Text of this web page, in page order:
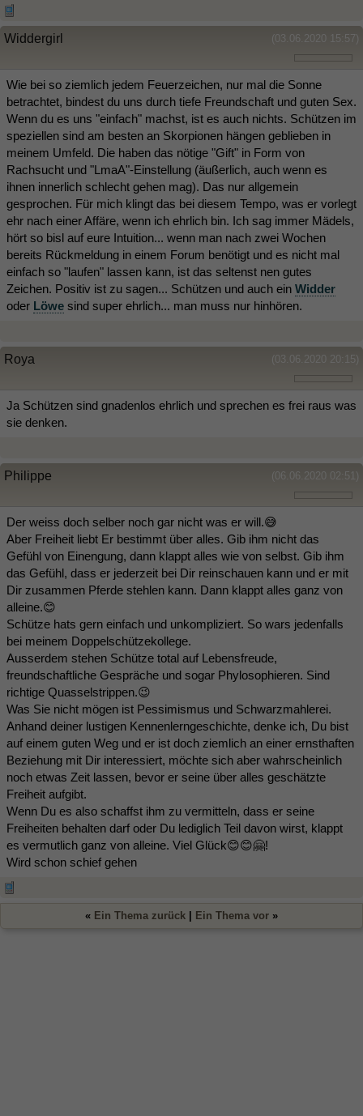
(03.06.2020 15:57)
Widdergirl
Wie bei so ziemlich jedem Feuerzeichen, nur mal die Sonne
betrachtet, bindest du uns durch tiefe Freundschaft und guten Sex.
Wenn du es uns "einfach" machst, ist es auch nichts. Schützen im
speziellen sind am besten an Skorpionen hängen geblieben in
meinem Umfeld. Die haben das nötige "Gift" in Form von
Rachsucht und "LmaA"-Einstellung (äußerlich, auch wenn es
ihnen innerlich schlecht gehen mag). Das nur allgemein
gesprochen. Für mich klingt das bei diesem Tempo, was er vorlegt
ehr nach einer Affäre, wenn ich ehrlich bin. Ich sag immer Mädels,
hört so bisl auf eure Intuition... wenn man nach zwei Wochen
bereits Rückmeldung in einem Forum benötigt und es nicht mal
einfach so "laufen" lassen kann, ist das seltenst nen gutes
Zeichen. Positiv ist zu sagen... Schützen und auch ein Widder
oder Löwe sind super ehrlich... man muss nur hinhören.
(03.06.2020 20:15)
Roya
Ja Schützen sind gnadenlos ehrlich und sprechen es frei raus was
sie denken.
(06.06.2020 02:51)
Philippe
Der weiss doch selber noch gar nicht was er will.😅
Aber Freiheit liebt Er bestimmt über alles. Gib ihm nicht das
Gefühl von Einengung, dann klappt alles wie von selbst. Gib ihm
das Gefühl, dass er jederzeit bei Dir reinschauen kann und er mit
Dir zusammen Pferde stehlen kann. Dann klappt alles ganz von
alleine.😊
Schütze hats gern einfach und unkompliziert. So wars jedenfalls
bei meinem Doppelschützekollege.
Ausserdem stehen Schütze total auf Lebensfreude,
freundschaftliche Gespräche und sogar Phylosophieren. Sind
richtige Quasselstrippen.😉
Was Sie nicht mögen ist Pessimismus und Schwarzmahlerei.
Anhand deiner lustigen Kennenlerngeschichte, denke ich, Du bist
auf einem guten Weg und er ist doch ziemlich an einer ernsthaften
Beziehung mit Dir interessiert, möchte sich aber wahrscheinlich
noch etwas Zeit lassen, bevor er seine über alles geschätzte
Freiheit aufgibt.
Wenn Du es also schaffst ihm zu vermitteln, dass er seine
Freiheiten behalten darf oder Du lediglich Teil davon wirst, klappt
es vermutlich ganz von alleine. Viel Glück😊😊🤗!
Wird schon schief gehen
« Ein Thema zurück | Ein Thema vor »